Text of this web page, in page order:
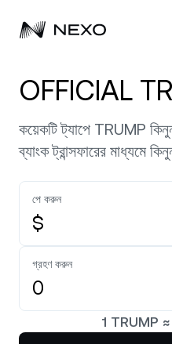
অ্যাসেট কিনুন
Flexible Savings
Fixed-term Savings
ডুয়াল ইনভেস্টমেন্ট
এক্সচেঞ্জ
Credit Line
বিজনেস
কর্পোরেট অ্যাকাউন্টসমূহ
প্রাইম ব্রোকারেজ
White Label
Nexo Ventures
Payment Gateway
মার্কেটসমূহ
গত 24 ঘণ্টায় মার্কেট
Bitcoin
Ethereum ETH
কোম্পানি
সম্পর্কে
সিকিউরিটি
পার্টনারশিপস
OFFICIAL
কয়েকটি ট্যাপে TRUMP
ব্যাংক ট্রান্সফারের মাধ্যমে
পে করুন
$
গ্রহণ করুন
1 TRUMP ≈